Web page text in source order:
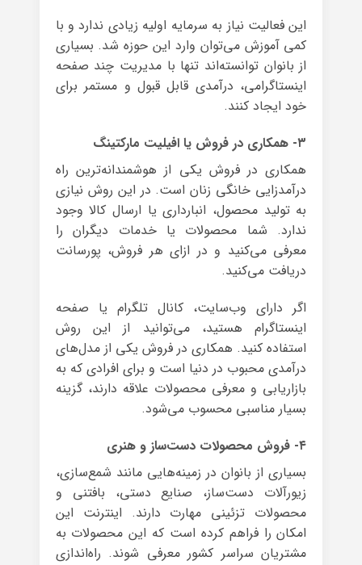
این فعالیت نیاز به سرمایه اولیه زیادی ندارد و با
کمی آموزش می‌توان وارد این حوزه شد. بسیاری
از بانوان توانسته‌اند تنها با مدیریت چند صفحه
اینستاگرامی، درآمدی قابل قبول و مستمر برای
خود ایجاد کنند.
۳- همکاری در فروش یا افیلیت مارکتینگ
همکاری در فروش یکی از هوشمندانه‌ترین راه
درآمدزایی خانگی زنان است. در این روش نیازی
به تولید محصول، انبارداری یا ارسال کالا وجود
ندارد. شما محصولات یا خدمات دیگران را
معرفی می‌کنید و در ازای هر فروش، پورسانت
دریافت می‌کنید.
اگر دارای وب‌سایت، کانال تلگرام یا صفحه
اینستاگرام هستید، می‌توانید از این روش
استفاده کنید. همکاری در فروش یکی از مدل‌های
درآمدی محبوب در دنیا است و برای افرادی که به
بازاریابی و معرفی محصولات علاقه دارند، گزینه
بسیار مناسبی محسوب می‌شود.
۴- فروش محصولات دست‌ساز و هنری
بسیاری از بانوان در زمینه‌هایی مانند شمع‌سازی،
زیورآلات دست‌ساز، صنایع دستی، بافتنی و
محصولات تزئینی مهارت دارند. اینترنت این
امکان را فراهم کرده است که این محصولات به
مشتریان سراسر کشور معرفی شوند. راه‌اندازی